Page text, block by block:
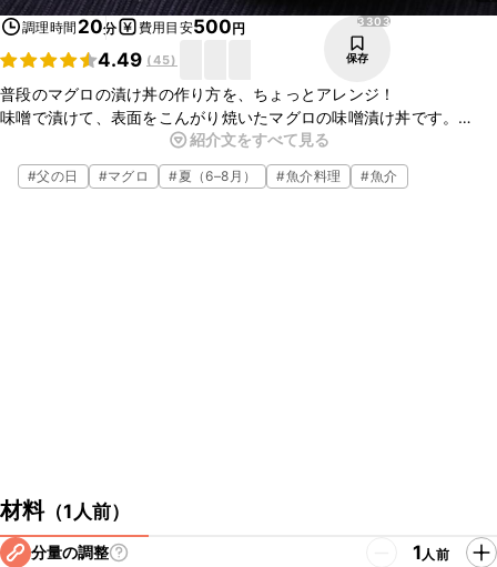
調理時間 20分 費用目安500円
4.49 (45)
3303
保存
普段のマグロの漬け丼の作り方を、ちょっとアレンジ！
味噌で漬けて、表面をこんがり焼いたマグロの味噌漬け丼です。
濃いめの味付けなので、ごはんに乗せずにお酒のおつまみとしても楽
しめますよ。
是非試してみてくださいね。
紹介文をすべて見る
#父の日 #マグロ #夏（6–8月） #魚介料理 #魚介
材料（1人前）
分量の調整 1人前